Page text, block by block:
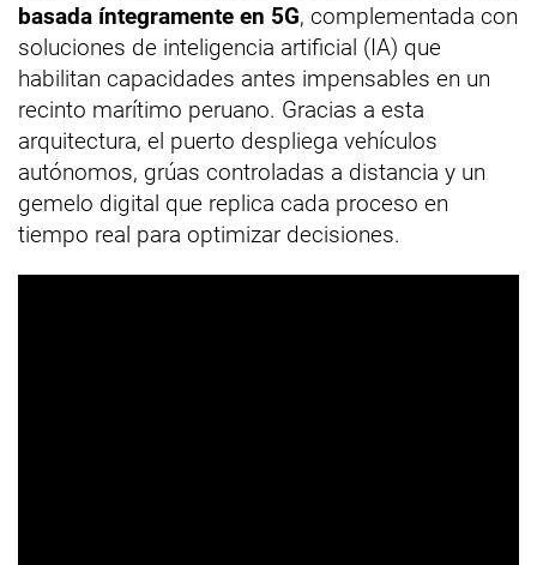
basada íntegramente en 5G, complementada con
soluciones de inteligencia artificial (IA) que
habilitan capacidades antes impensables en un
recinto marítimo peruano. Gracias a esta
arquitectura, el puerto despliega vehículos
autónomos, grúas controladas a distancia y un
gemelo digital que replica cada proceso en
tiempo real para optimizar decisiones.